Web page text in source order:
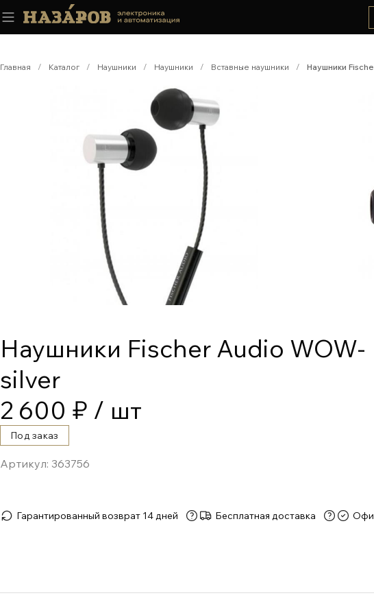
Главная / Каталог / Наушники / Наушники / Вставные наушники / Наушники
Наушники Fischer Audio WOW-
silver
2 600 ₽ / шт
Под заказ
Артикул: 363756
Гарантированный возврат 14 дней Бесплатная доставка